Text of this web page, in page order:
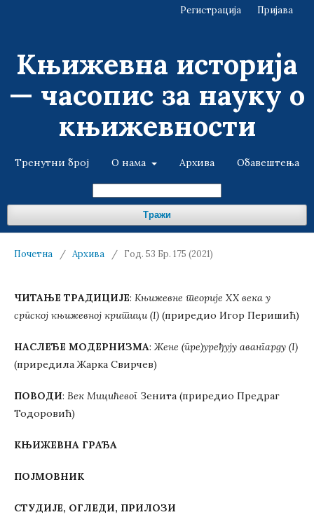
Књижевна историја
— часопис за науку о
књижевности
Тренутни број О нама Архива Обавештења
Тражи
Регистрација Пријава
Почетна / Архива / Год. 53 Бр. 175 (2021)
ЧИТАЊЕ ТРАДИЦИЈЕ: Књижевне теорије XX века у
српској књижевној критици (I) (приредио Игор Перишић)
НАСЛEЂЕ МОДЕРНИЗМА:Жене (пре)уређују авангарду (I)
(приредила Жарка Свирчев)
ПОВОДИ: Век Мицићевог Зенита (приредио Предраг
Тодоровић)
КЊИЖЕВНА ГРАЂА
ПОЈМОВНИК
СТУДИЈЕ, ОГЛЕДИ, ПРИЛОЗИ